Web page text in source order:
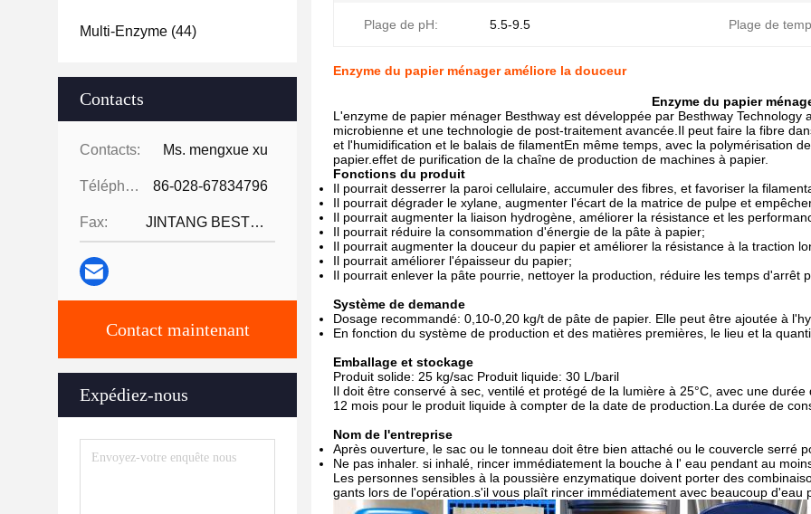
Multi-Enzyme (44)
Contacts
Contacts: Ms. mengxue xu
Téléphone: 86-028-67834796
Fax: JINTANG BESTWAY TECHNOLOGY CO
Contact maintenant
Expédiez-nous
Plage de pH: 5.5-9.5 Plage de
Enzyme du papier ménager améliore la douceur
Enzyme du papier
L'enzyme de papier ménager Besthway est développée par Besthway
microbienne et une technologie de post-traitement avancée.Il peut faire la fibre
et l'humidification et le balais de filamentEn même temps, avec la polymérisation
papier.effet de purification de la chaîne de production de machines à papier.
Fonctions du produit
Il pourrait desserrer la paroi cellulaire, accumuler des fibres, et favoriser la
Il pourrait dégrader le xylane, augmenter l'écart de la matrice de pulpe et
Il pourrait augmenter la liaison hydrogène, améliorer la résistance et les
Il pourrait réduire la consommation d'énergie de la pâte à papier;
Il pourrait augmenter la douceur du papier et améliorer la résistance à la traction
Il pourrait améliorer l'épaisseur du papier;
Il pourrait enlever la pâte pourrie, nettoyer la production, réduire les temps d'arrêt
Système de demande
Dosage recommandé: 0,10-0,20 kg/t de pâte de papier. Elle peut être ajoutée à
En fonction du système de production et des matières premières, le lieu et la
Emballage et stockage
Produit solide: 25 kg/sac Produit liquide: 30 L/baril
Il doit être conservé à sec, ventilé et protégé de la lumière à 25°C, avec une
12 mois pour le produit liquide à compter de la date de production.La durée de
Nom de l'entreprise
Après ouverture, le sac ou le tonneau doit être bien attaché ou le couvercle serré
Ne pas inhaler. si inhalé, rincer immédiatement la bouche à l' eau pendant au
Les personnes sensibles à la poussière enzymatique doivent porter des
gants lors de l'opération.s'il vous plaît rincer immédiatement avec beaucoup d'eau